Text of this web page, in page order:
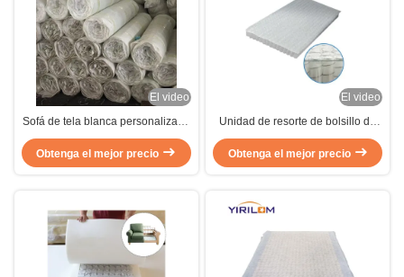
El video
Sofá de tela blanca personalizado
Unidad de resorte de bolsillo con
forma cilíndrica y diseño laminado
comprimido
Obtenga el mejor precio
El video
Unidad de resorte de bolsillo de
colchón de alambre de acero al
carbono alto con 5 vueltas y
zonas personalizables
Obtenga el mejor precio